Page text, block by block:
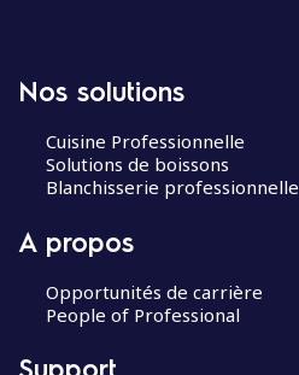
Nos solutions
Cuisine Professionnelle
Solutions de boissons
Blanchisserie professionnelle
A propos
Opportunités de carrière
People of Professional
Support